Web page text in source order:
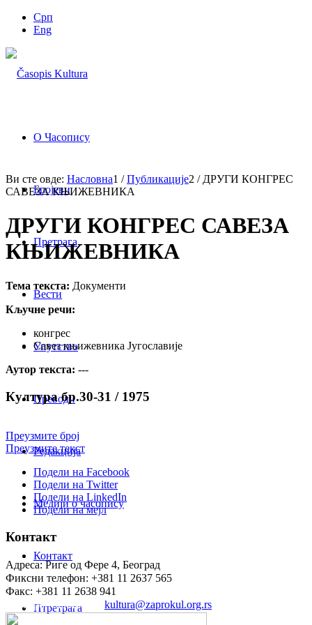
Срп
Eng
О Часопису
Бројеви
Претрага
Вести
Упутство
Преводи
Редакција
Медији о часопису
Контакт
Птретрага
Ви сте овде: Насловна1 / Публикације2 / ДРУГИ КОНГРЕС
САВЕЗА КЊИЖЕВНИКА
ДРУГИ КОНГРЕС САВЕЗА
КЊИЖЕВНИКА
Тема текста: Документи
Кључне речи:
конгрес
Савез књижевника Југославије
Аутор текста: ---
Култура бр.30-31 / 1975
Преузмите број
Преузмите текст
Подели на Facebook
Подели на Twitter
Подели на LinkedIn
Подели на мејл
Контакт
Адреса: Риге од Фере 4, Београд
Фиксни телефон: +381 11 2637 565
Факс: +381 11 2638 941
Електронска пошта:
kultura@zaprokul.org.rs